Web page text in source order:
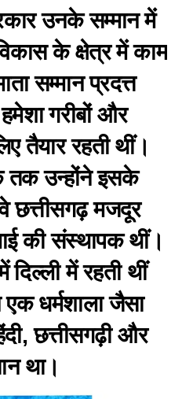
उनके सम्मान में
के क्षेत्र में काम
सम्मान प्रदत्त
गरीबों और
तैयार रहती थीं।
उन्होंने इसके
छत्तीसगढ़ मजदूर
की संस्थापक थीं।
में रहती थीं
धर्मशाला जैसा
छत्तीसगढ़ी और
था।